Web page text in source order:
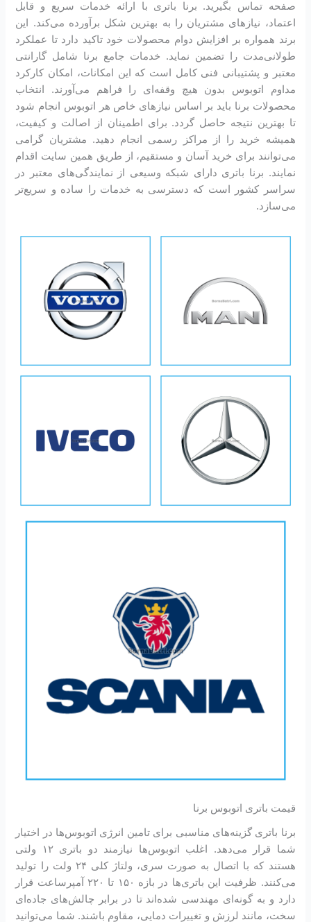
صفحه تماس بگیرید. برنا باتری با ارائه خدمات سریع و قابل
اعتماد، نیازهای مشتریان را به بهترین شکل برآورده می‌کند. این
برند همواره بر افزایش دوام محصولات خود تاکید دارد تا عملکرد
طولانی‌مدت را تضمین نماید. خدمات جامع برنا شامل گارانتی
معتبر و پشتیبانی فنی کامل است که این امکانات، امکان کارکرد
مداوم اتوبوس بدون هیچ وقفه‌ای را فراهم می‌آورند. انتخاب
محصولات برنا باید بر اساس نیازهای خاص هر اتوبوس انجام شود
تا بهترین نتیجه حاصل گردد. برای اطمینان از اصالت و کیفیت،
همیشه خرید را از مراکز رسمی انجام دهید. مشتریان گرامی
می‌توانند برای خرید آسان و مستقیم، از طریق همین سایت اقدام
نمایند. برنا باتری دارای شبکه وسیعی از نمایندگی‌های معتبر در
سراسر کشور است که دسترسی به خدمات را ساده و سریع‌تر
می‌سازد.
قیمت باتری اتوبوس برنا
برنا باتری گزینه‌های مناسبی برای تامین انرژی اتوبوس‌ها در اختیار
شما قرار می‌دهد. اغلب اتوبوس‌ها نیازمند دو باتری ۱۲ ولتی
هستند که با اتصال به صورت سری، ولتاژ کلی ۲۴ ولت را تولید
می‌کنند. ظرفیت این باتری‌ها در بازه ۱۵۰ تا ۲۲۰ آمپرساعت قرار
دارد و به گونه‌ای مهندسی شده‌اند تا در برابر چالش‌های جاده‌ای
سخت، مانند لرزش و تغییرات دمایی، مقاوم باشند. شما می‌توانید